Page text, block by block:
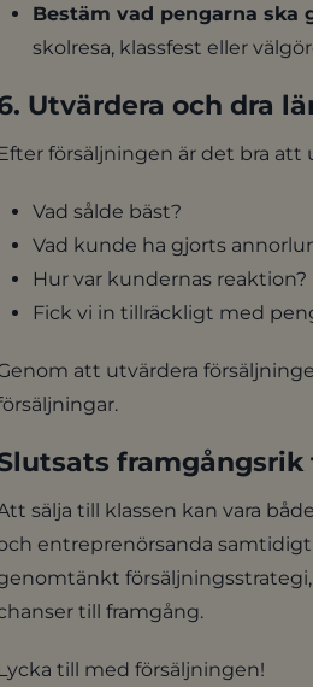
Bestäm vad pengarna ska
skolresa, klassfest eller
Utvärdera och dra
Efter försäljningen är det bra att
Vad sålde bäst?
Vad kunde ha gjorts
Hur var kundernas reaktion?
Fick vi in tillräckligt med
att utvärdera
sälja till klassen kan vara
entreprenörsanda
till framgång.
Lycka till med försäljningen!